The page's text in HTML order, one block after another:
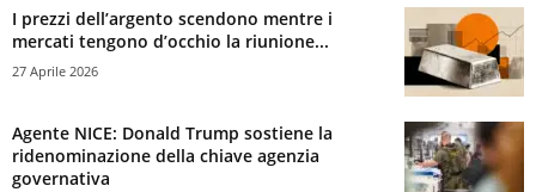
I prezzi dell’argento scendono mentre i
mercati tengono d’occhio la riunione...
27 Aprile 2026
Agente NICE: Donald Trump sostiene la
ridenominazione della chiave agenzia
governativa